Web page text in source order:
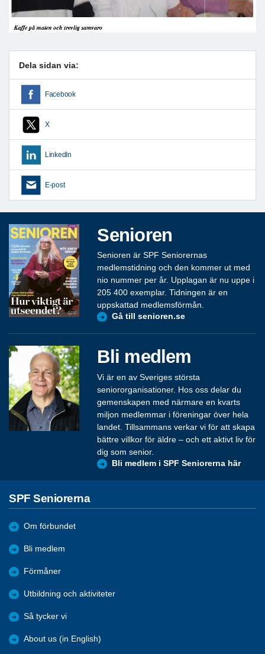
Dela sidan via:
Facebook
X
LinkedIn
E-post
Senioren
Senioren är SPF Seniorernas
medlemstidning och den kommer ut med
nio nummer per år. Upplagan är nu uppe i
205 400 exemplar. Tidningen är en
uppskattad medlemsförmån.
Gå till senioren.se
Bli medlem
Vi är en av Sveriges största
seniororganisationer. Hos oss delar du
gemenskapen med närmare en kvarts
miljon medlemmar i föreningar över hela
landet. Tillsammans verkar vi för att skapa
bättre villkor för äldre – och ett aktivt liv för
dig som senior.
Bli medlem i SPF Seniorerna här
SPF Seniorerna
Om förbundet
Bli medlem
Förmåner
Utbildning och aktiviteter
Så tycker vi
About us (in English)